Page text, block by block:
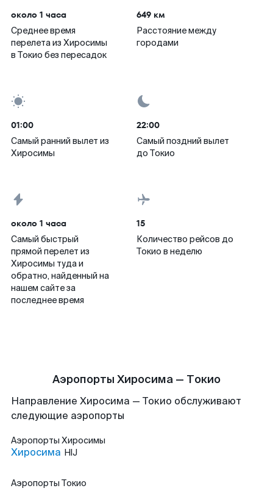
около 1 часа
Среднее время
перелета из Хиросимы
в Токио без пересадок
649 км
Расстояние между
городами
01:00
Самый ранний вылет из
Хиросимы
22:00
Самый поздний вылет
до Токио
около 1 часа
Самый быстрый
прямой перелет из
Хиросимы туда и
обратно, найденный на
нашем сайте за
последнее время
15
Количество рейсов до
Токио в неделю
Аэропорты Хиросима — Токио
Направление Хиросима — Токио обслуживают
следующие аэропорты
Аэропорты Хиросимы
Хиросима HIJ
Аэропорты Токио